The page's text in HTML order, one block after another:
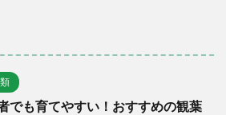
でも育てやすい！おすすめの観葉